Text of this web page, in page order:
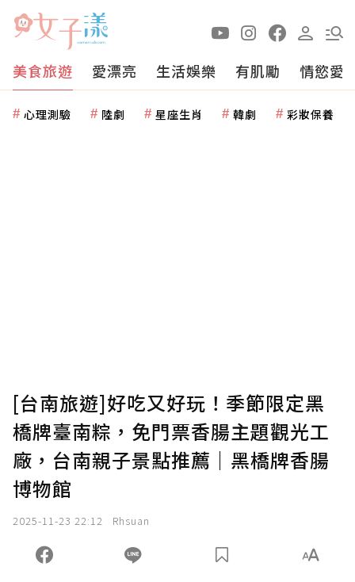
美食旅遊 愛漂亮 生活娛樂 有肌勵 情慾愛
心理測驗 陸劇 星座生肖 韓劇 彩妝保養
[台南旅遊]好吃又好玩！季節限定黑
橋牌臺南粽，免門票香腸主題觀光工
廠，台南親子景點推薦｜黑橋牌香腸
博物館
2025-11-23 22:12 Rhsuan